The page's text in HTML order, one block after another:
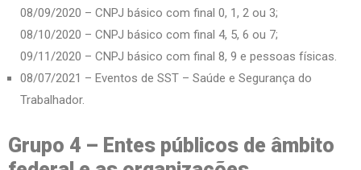
08/09/2020 – CNPJ básico com final 0, 1, 2 ou 3;
08/10/2020 – CNPJ básico com final 4, 5, 6 ou 7;
09/11/2020 – CNPJ básico com final 8, 9 e pessoas físicas.
08/07/2021 – Eventos de SST – Saúde e Segurança do
Trabalhador.
Grupo 4 – Entes públicos de âmbito